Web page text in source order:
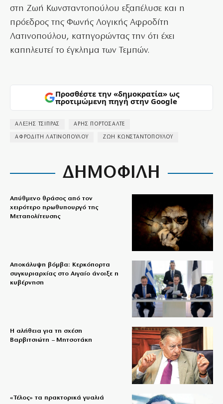
στη Ζωή Κωνσταντοπούλου εξαπέλυσε και η
πρόεδρος της Φωνής Λογικής Αφροδίτη
Λατινοπούλου, κατηγορώντας την ότι έχει
καπηλευτεί το έγκλημα των Τεμπών.
Προσθέστε την «δημοκρατία» ως
προτιμώμενη πηγή στην Google
ΑΛΕΞΗΣ ΤΣΙΠΡΑΣ ΑΡΗΣ ΠΟΡΤΟΣΑΛΤΕ
ΑΦΡΟΔΙΤΗ ΛΑΤΙΝΟΠΟΥΛΟΥ ΖΩΗ ΚΩΝΣΤΑΝΤΟΠΟΥΛΟΥ
ΔΗΜΟΦΙΛΗ
Απύθμενο θράσος από τον
χειρότερο πρωθυπουργό της
Μεταπολίτευσης
Αποκάλυψη βόμβα: Κερκόπορτα
συγκυριαρχίας στο Αιγαίο άνοιξε η
κυβέρνηση
Η αλήθεια για τη σχέση
Βαρβιτσιώτη – Μητσοτάκη
«Τέλος» τα πρακτορικά γυαλιά